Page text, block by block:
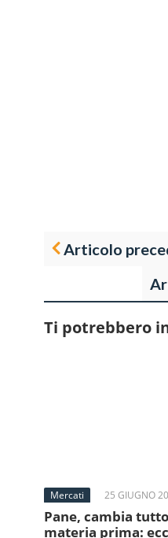
Articolo
Ti potrebbero
Mercati 25 GIUGNO
Pane, cambia
materia prima: